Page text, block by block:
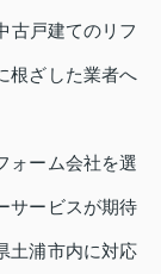
古戸建てのリフ
根ざした業者へ
ォーム会社を選
サービスが期待
土浦市内に対応